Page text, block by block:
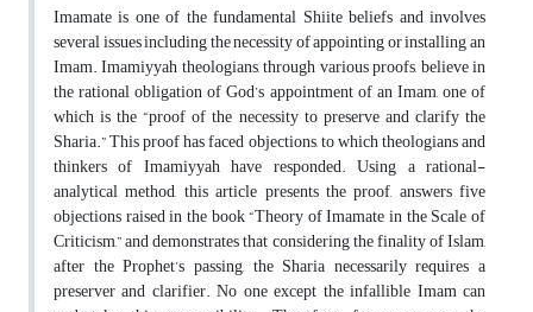
Imamate is one of the fundamental Shiite beliefs and involves
several issues including the necessity of appointing or installing an
Imam. Imamiyyah theologians, through various proofs, believe in
the rational obligation of God’s appointment of an Imam, one of
which is the “proof of the necessity to preserve and clarify the
Sharia.” This proof has faced objections, to which theologians and
thinkers of Imamiyyah have responded. Using a rational-
analytical method, this article presents the proof, answers five
objections raised in the book “Theory of Imamate in the Scale of
Criticism,” and demonstrates that considering the finality of Islam,
after the Prophet’s passing, the Sharia necessarily requires a
preserver and clarifier. No one except the infallible Imam can